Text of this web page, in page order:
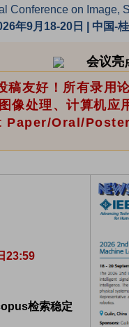
Conference on Image,
年9月18-20日 | 中国-
会议亮
稿友好！所有录用
像处理、计算机应
Paper/Oral/Poster
23:59
检索稳定